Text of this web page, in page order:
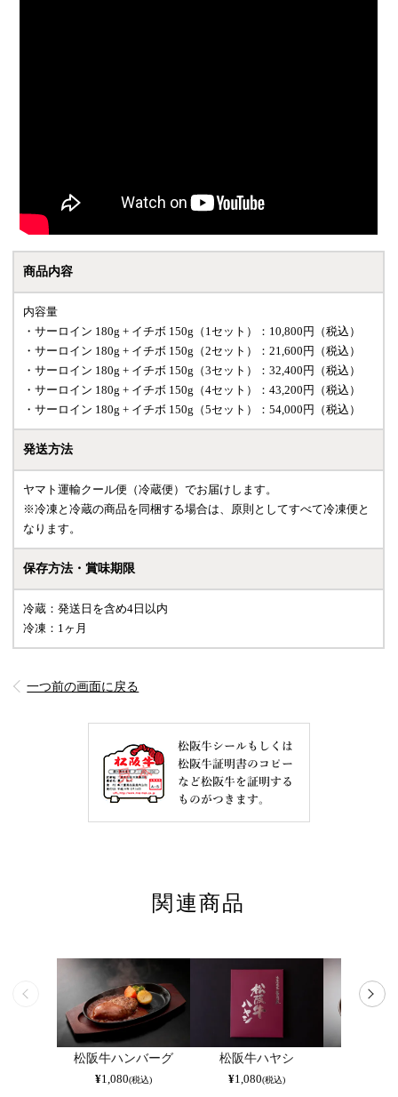
商品内容
内容量
・サーロイン 180g + イチボ 150g（1セット）：10,800円（税込）
・サーロイン 180g + イチボ 150g（2セット）：21,600円（税込）
・サーロイン 180g + イチボ 150g（3セット）：32,400円（税込）
・サーロイン 180g + イチボ 150g（4セット）：43,200円（税込）
・サーロイン 180g + イチボ 150g（5セット）：54,000円（税込）
発送方法
ヤマト運輸クール便（冷蔵便）でお届けします。
※冷凍と冷蔵の商品を同梱する場合は、原則としてすべて冷凍便と
なります。
保存方法・賞味期限
冷蔵：発送日を含め4日以内
冷凍：1ヶ月
一つ前の画面に戻る
関連商品
松阪牛ハンバーグ
¥1,080(税込)
松阪牛ハヤシ
¥1,080(税込)